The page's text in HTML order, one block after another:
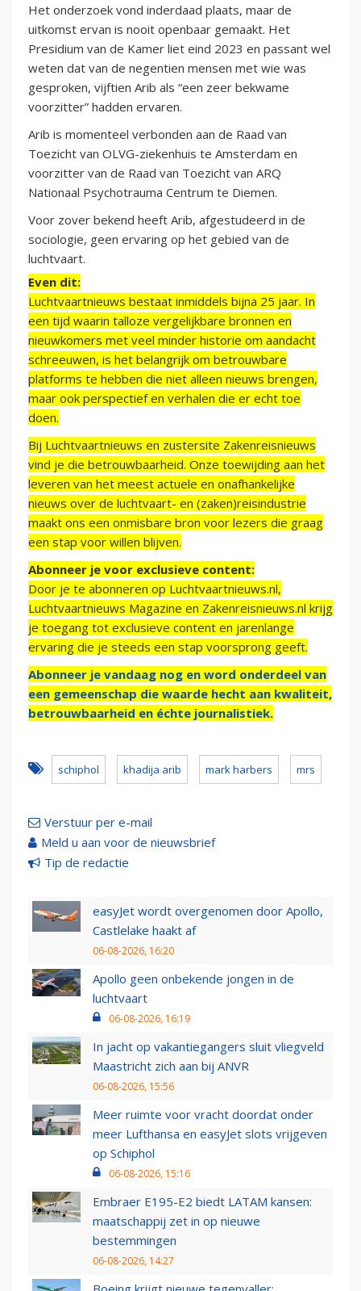
Het onderzoek vond inderdaad plaats, maar de
uitkomst ervan is nooit openbaar gemaakt. Het
Presidium van de Kamer liet eind 2023 en passant wel
weten dat van de negentien mensen met wie was
gesproken, vijftien Arib als “een zeer bekwame
voorzitter” hadden ervaren.
Arib is momenteel verbonden aan de Raad van
Toezicht van OLVG-ziekenhuis te Amsterdam en
voorzitter van de Raad van Toezicht van ARQ
Nationaal Psychotrauma Centrum te Diemen.
Voor zover bekend heeft Arib, afgestudeerd in de
sociologie, geen ervaring op het gebied van de
luchtvaart.
Even dit:
Luchtvaartnieuws bestaat inmiddels bijna 25 jaar. In
een tijd waarin talloze vergelijkbare bronnen en
nieuwkomers met veel minder historie om aandacht
schreeuwen, is het belangrijk om betrouwbare
platforms te hebben die niet alleen nieuws brengen,
maar ook perspectief en verhalen die er echt toe
doen.
Bij Luchtvaartnieuws en zustersite Zakenreisnieuws
vind je die betrouwbaarheid. Onze toewijding aan het
leveren van het meest actuele en onafhankelijke
nieuws over de luchtvaart- en (zaken)reisindustrie
maakt ons een onmisbare bron voor lezers die graag
een stap voor willen blijven.
Abonneer je voor exclusieve content:
Door je te abonneren op Luchtvaartnieuws.nl,
Luchtvaartnieuws Magazine en Zakenreisnieuws.nl krijg
je toegang tot exclusieve content en jarenlange
ervaring die je steeds een stap voorsprong geeft.
Abonneer je vandaag nog en word onderdeel van
een gemeenschap die waarde hecht aan kwaliteit,
betrouwbaarheid en échte journalistiek.
schiphol khadija arib mark harbers mrs
Verstuur per e-mail
Meld u aan voor de nieuwsbrief
Tip de redactie
easyJet wordt overgenomen door Apollo,
Castlelake haakt af
06-08-2026, 16:20
Apollo geen onbekende jongen in de
luchtvaart
06-08-2026, 16:19
In jacht op vakantiegangers sluit vliegveld
Maastricht zich aan bij ANVR
06-08-2026, 15:56
Meer ruimte voor vracht doordat onder
meer Lufthansa en easyJet slots vrijgeven
op Schiphol
06-08-2026, 15:16
Embraer E195-E2 biedt LATAM kansen:
maatschappij zet in op nieuwe
bestemmingen
06-08-2026, 14:27